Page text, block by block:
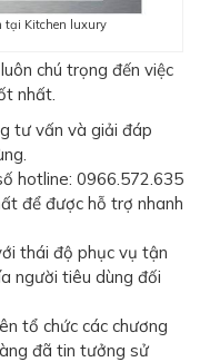
tại Kitchen luxury
chú trọng đến việc
nhất.
tư vấn và giải đáp
hotline: 0966.572.635
để được hỗ trợ nhanh
thái độ phục vụ tận
người tiêu dùng đối
tổ chức các chương
đã tin tưởng sử